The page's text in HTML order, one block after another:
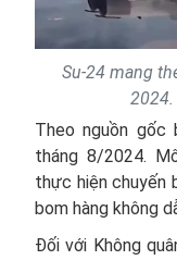
Su-24 mang
2024.
Theo nguồn gốc
tháng 8/2024.
thực hiện chuyến
bom hàng không
Đối với Không